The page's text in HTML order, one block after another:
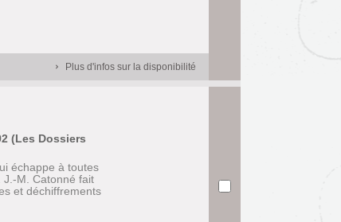
Plus d'infos sur la disponibilité
(Les Dossiers
échappe à toutes
M. Catonné fait
et déchiffrements